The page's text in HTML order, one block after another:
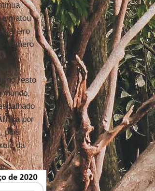
matou
número
no resto
mundo,
por
pois
da